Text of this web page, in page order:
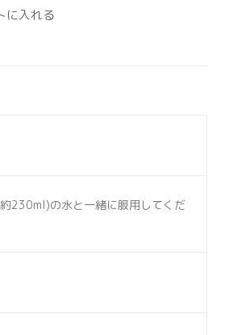
に入れる
230ml)の水と一緒に服用してくだ